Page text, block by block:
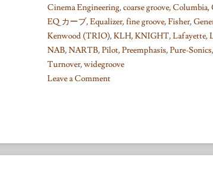
Cinema Engineering,coarse groove,Columbia,
EQ カーブ,Equalizer,fine groove,Fisher,
Kenwood (TRIO),KLH,KNIGHT,Lafayette,
NAB,NARTB,Pilot,Preemphasis,Pure-Sonics,
Turnover,widegroove
Leave a Comment